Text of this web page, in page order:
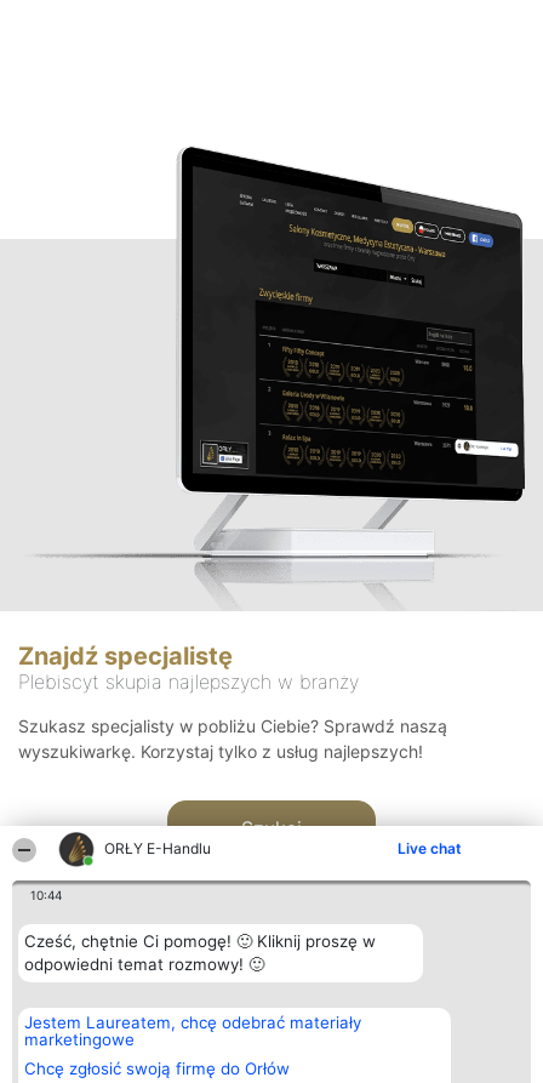
ORŁY E-Handlu Live chat
10:44
Cześć, chętnie Ci pomogę! 🙂 Kliknij proszę w
odpowiedni temat rozmowy! 🙂
Jestem Laureatem, chcę odebrać materiały
marketingowe
Chcę zgłosić swoją firmę do Orłów
Znajdź specjalistę
Plebiscyt skupia najlepszych w branży
Szukasz specjalisty w pobliżu Ciebie? Sprawdź naszą
wyszukiwarkę. Korzystaj tylko z usług najlepszych!
Szukaj
Organizator plebiscytu
Bright Side Solutions sp. z o.
o. sp. k.
ul. Ruska 22
Wrocław 50-079
Plebiscyt
Laureaci
wszystkich
Laureatów
Kontakt
Kontakt